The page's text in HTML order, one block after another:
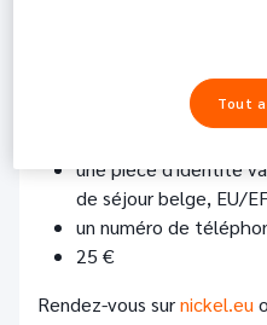
Vous pouvez ouvrir
revenus et sans dépôt
Pour ouvrir un compte en
uniquement besoin de
une pièce d'identité
de séjour belge, EU/
un numéro de
25 €
Rendez-vous surnickel.eu
Tout